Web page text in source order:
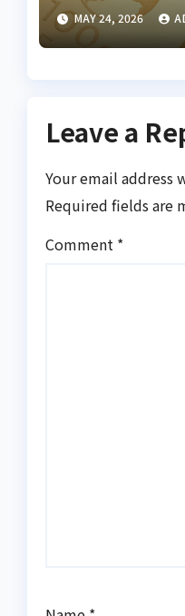
Global
MAY 24, 2026
Leave a
Your email address
Required fields are
Comment *